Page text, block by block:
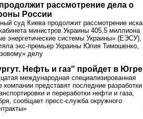
рассмотрение дела о
России
суд Киева продолжит рассмотрение иска
министров Украины 405,5 миллиона
энергетические системы Украины» (ЕЭСУ),
экс-премьер Украины Юлия Тимошенко,
делу
Нефть и газ" пройдет в Югре
международная специализированная
представят последние разработки
и переработки нефти и газа,
сообщает пресс-служба окружного